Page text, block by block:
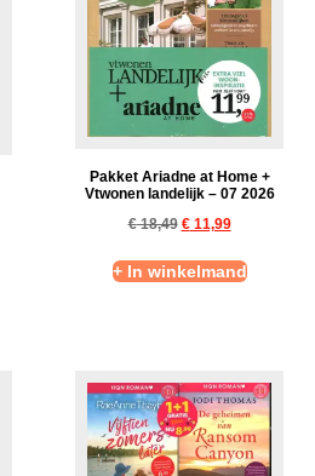
Pakket Ariadne at Home +
Vtwonen landelijk – 07 2026
€18,49 €11,99
+ In winkelmand